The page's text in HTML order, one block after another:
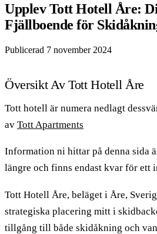
Upplev Tott Hotell Åre:
Fjällboende för
Publicerad 7 november 2024
Översikt Av Tott Hotell Åre
Tott hotell är numera nedlagt
av Tott Apartments
Information ni hittar på denna sida
längre och finns endast kvar för ett
Tott Hotell Åre, beläget i Åre,
strategiska placering mitt i
tillgång till både skidåkning och